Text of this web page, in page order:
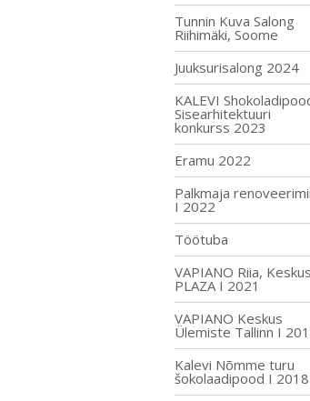
Tunnin Kuva Salong
Riihimäki, Soome
Juuksurisalong 2024
KALEVI
Sisearhitektuuri
konkurss 2023
Eramu 2022
Palkmaja
I 2022
Töötuba
VAPIANO Riia, Keskus
PLAZA I 2021
VAPIANO Keskus
Ülemiste Tallinn I
Kalevi Nõmme turu
šokolaadipood I 2018